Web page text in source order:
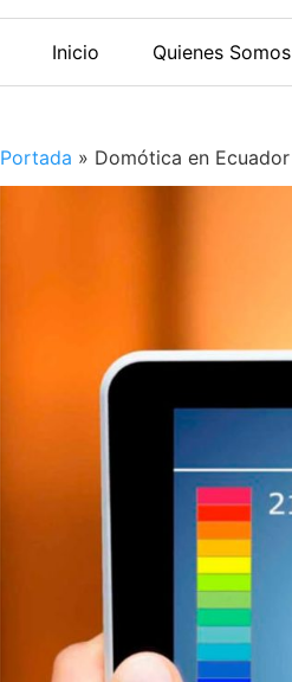
Inicio Quienes Somos
Portada » Domótica en Ecuador